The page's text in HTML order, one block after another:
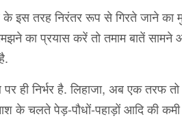
इस तरह निरंतर रूप से गिरते जाने का
का प्रयास करें तो तमाम बातें
ही निर्भर है. लिहाजा, अब एक तरफ
के चलते पेड़-पौधों-पहाड़ों आदि की